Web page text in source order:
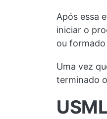
Após essa
iniciar o
ou
Uma vez
terminado